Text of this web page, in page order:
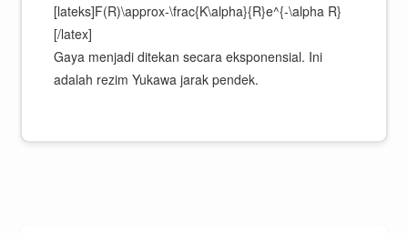
[lateks]F(R)\approx-\frac{K\alpha}{R}e^{-\alpha R}
[/latex]
Gaya menjadi ditekan secara eksponensial. Ini
adalah rezim Yukawa jarak pendek.